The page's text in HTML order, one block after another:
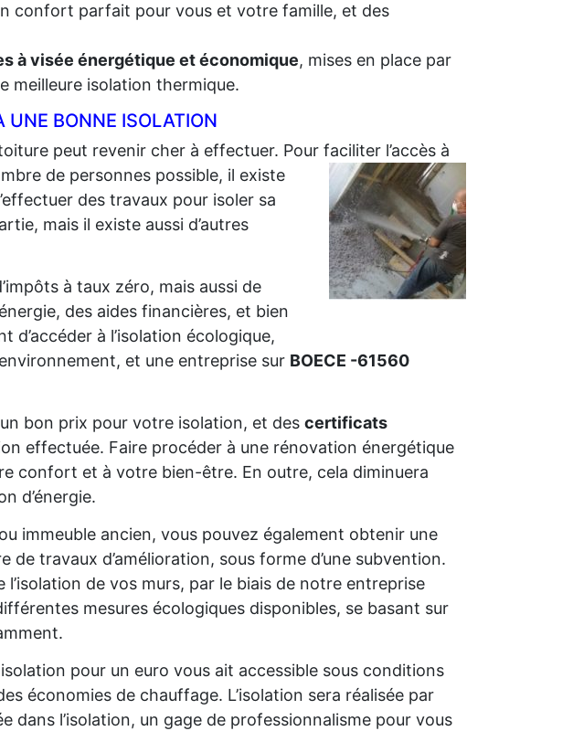
confort parfait pour vous et votre famille, et des
à visée énergétique et économique, mises en place par
meilleure isolation thermique.
UNE BONNE ISOLATION
peut revenir cher à effectuer. Pour faciliter l’accès à
de personnes possible, il existe
des travaux pour isoler sa
mais il existe aussi d’autres
à taux zéro, mais aussi de
des aides financières, et bien
d’accéder à l’isolation écologique,
et une entreprise sur BOECE -61560
bon prix pour votre isolation, et des certificats
effectuée. Faire procéder à une rénovation énergétique
confort et à votre bien-être. En outre, cela diminuera
d’énergie.
immeuble ancien, vous pouvez également obtenir une
de travaux d’amélioration, sous forme d’une subvention.
de vos murs, par le biais de notre entreprise
mesures écologiques disponibles, se basant sur
pour un euro vous ait accessible sous conditions
économies de chauffage. L’isolation sera réalisée par
dans l’isolation, un gage de professionnalisme pour vous